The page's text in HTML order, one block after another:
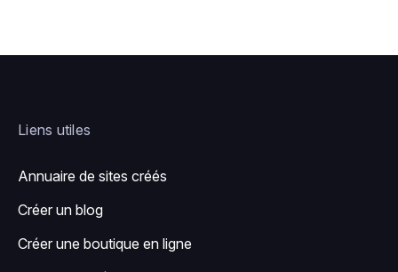
Liens utiles
Annuaire de sites créés
Créer un blog
Créer une boutique en ligne